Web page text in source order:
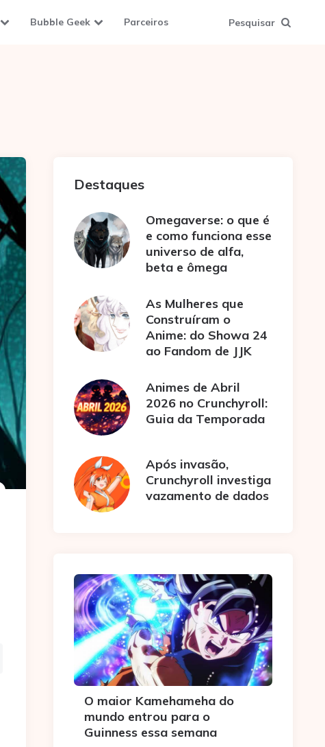
Bubble Geek Parceiros Pesquisar
Destaques
Omegaverse: o que é
e como funciona esse
universo de alfa,
beta e ômega
As Mulheres que
Construíram o
Anime: do Showa 24
ao Fandom de JJK
Animes de Abril
2026 no Crunchyroll:
Guia da Temporada
Após invasão,
Crunchyroll investiga
vazamento de dados
O maior Kamehameha do
mundo entrou para o
Guinness essa semana